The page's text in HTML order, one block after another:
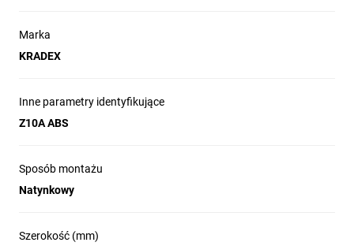
Marka
KRADEX
Inne parametry identyfikujące
Z10A ABS
Sposób montażu
Natynkowy
Szerokość (mm)